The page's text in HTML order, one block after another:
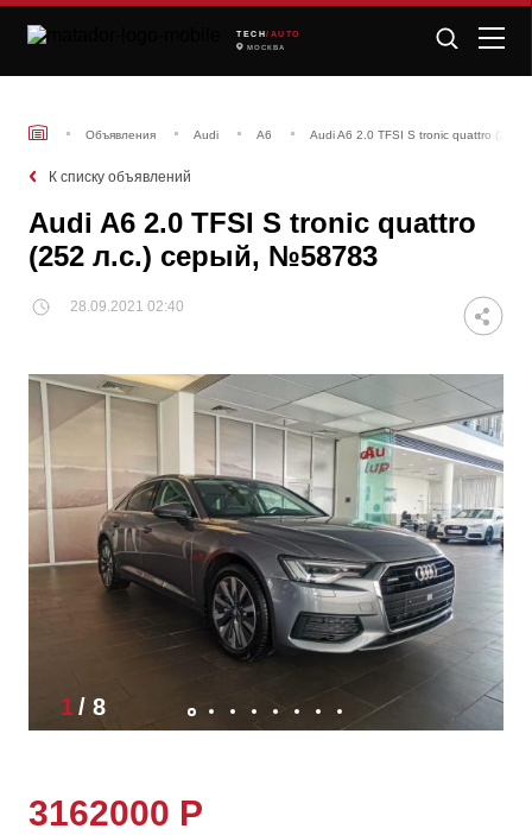
TECH /AUTO
МОСКВА
Объявления Audi A6 Audi A6 2.0 TFSI S tronic quattro (252
К списку объявлений
Audi A6 2.0 TFSI S tronic quattro
(252 л.с.) серый, №58783
28.09.2021 02:40
1/ 8
3162000 Р